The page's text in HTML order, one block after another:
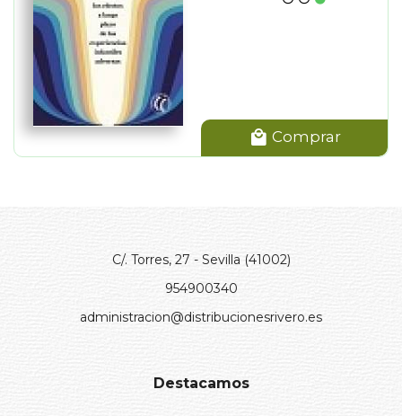
Comprar
C/. Torres, 27 - Sevilla (41002)
954900340
administracion@distribucionesrivero.es
Destacamos